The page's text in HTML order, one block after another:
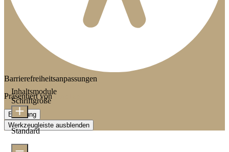
Barrierefreiheitsanpassungen
Präsentiert vonOneTap
Erklärung
Werkzeugleiste ausblenden
Inhaltsmodule
Schriftgröße
Standard